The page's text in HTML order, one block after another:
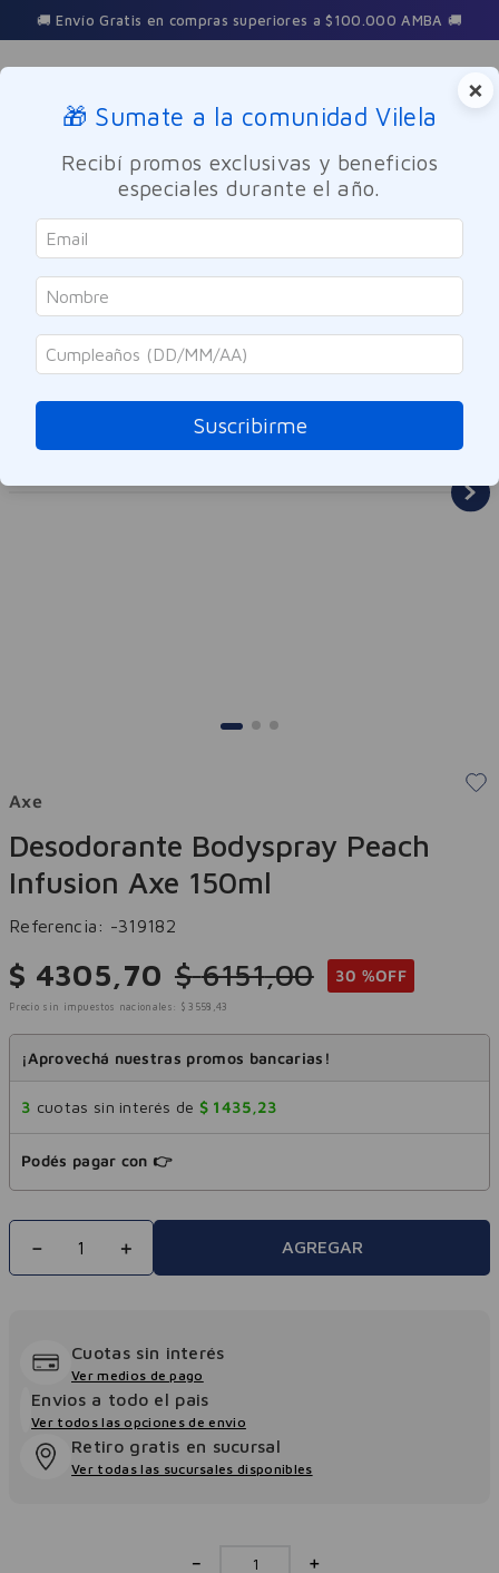
🚚 Envío Gratis en compras superiores a $100.000 AMBA 🚚
Buscar
Cuidado Personal Desodorantes Hombre
Axe
Desodorante Bodyspray Peach
Infusion Axe 150ml
Referencia: -319182
$ 4305,70 $ 6151,00 30 %OFF
Precio sin impuestos nacionales: $ 3558 ,43
¡Aprovechá nuestras promos bancarias!
3 cuotas sin interés de $ 1435,23
Podés pagar con 👉
＋
－ AGREGAR
Cuotas sin interés
Ver medios de pago
Envios a todo el pais
Ver todos las opciones de envio
Retiro gratis en sucursal
Ver todas las sucursales disponibles
＋
－
×
🎁 Sumate a la comunidad Vilela
Recibí promos exclusivas y beneficios
especiales durante el año.
Suscribirme